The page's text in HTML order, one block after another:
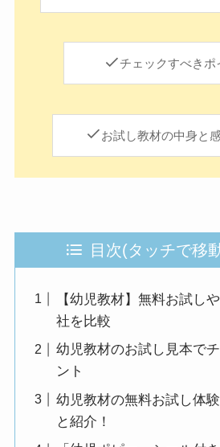
チェックすべきポ
お試し教材の中身と
目次(タッチで移
【幼児教材】無料お試し
社を比較
幼児教材のお試し見本で
ント
幼児教材の無料お試し体
と紹介！